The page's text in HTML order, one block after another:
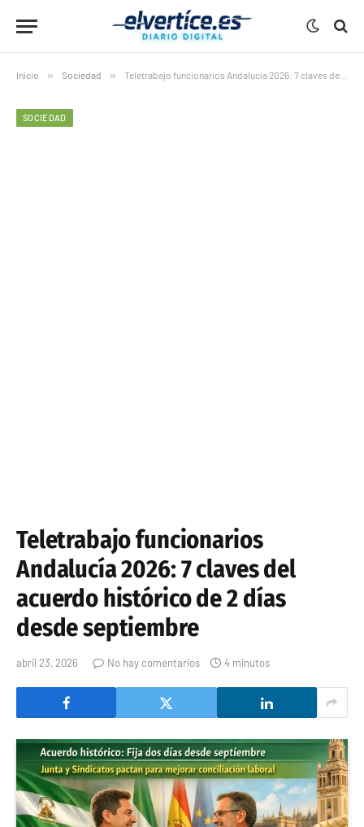
Inicio » Sociedad » Teletrabajo funcionarios Andalucía 2026: 7 claves del acuerdo histórico de 2 días desde septiembre
SOCIEDAD
Teletrabajo funcionarios
Andalucía 2026: 7 claves del
acuerdo histórico de 2 días
desde septiembre
abril 23, 2026 No hay comentarios 4 minutos